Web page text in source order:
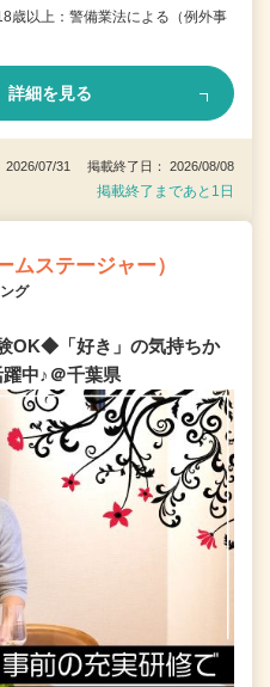
歳以上：警備業法による（例外事
詳細を見る
2026/07/31 掲載終了日： 2026/08/08
掲載終了まであと1日
ムステージャー）
グ
OK◆「好き」の気持ちか
中♪＠千葉県